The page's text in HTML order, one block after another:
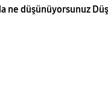
ne düşünüyorsunuz